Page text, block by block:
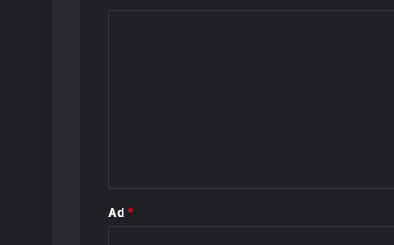
Ad *